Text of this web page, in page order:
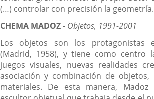
(…) controlar con precisión la
CHEMA MADOZ - Objetos, 1991-2001
Los objetos son los protagonistas
(Madrid, 1958), y tiene como centro
juegos visuales, nuevas realidades
asociación y combinación de objetos,
materiales. De esta manera,